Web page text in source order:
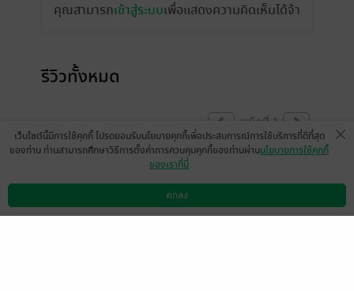
คุณสามารถเข้าสู่ระบบเพื่อแสดงความคิดเห็นได้จ้า
รีวิวทั้งหมด
หน้าที่ 1
พระเอกอันดับ1ในใจเรามากโปรดเขียนตัว
ดาวน์โหลดแอป วิธีการใช้งาน ติดต่อเรา
เว็บไซต์นี้มีการใช้คุกกี้ โปรดยอมรับนโยบายคุกกี้เพื่อประสบการณ์การใช้บริการที่ดีที่สุด
ของท่าน ท่านสามารถศึกษาวิธีการตั้งค่าการควบคุมคุกกี้ของท่านผ่านนโยบายการใช้คุกกี้
ของเราที่นี่
ตกลง